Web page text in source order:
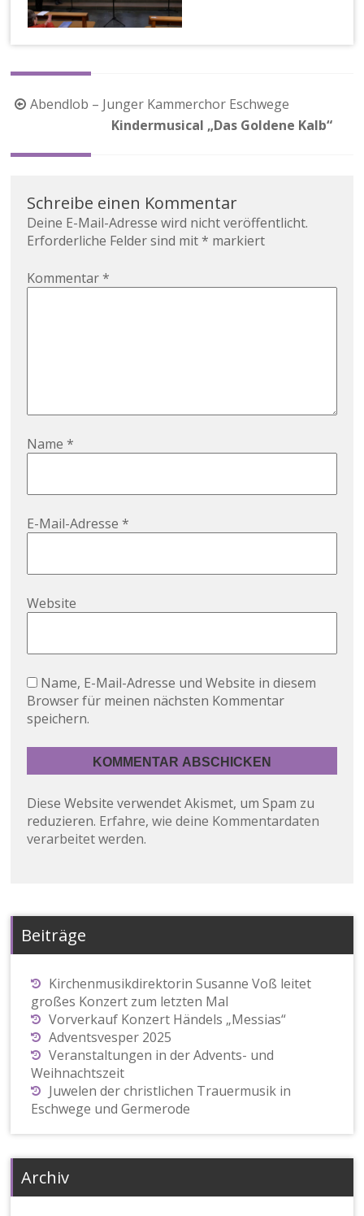
Beitragsnavigation
Abendlob – Junger Kammerchor Eschwege
Kindermusical „Das Goldene Kalb“
Schreibe einen Kommentar
Deine E-Mail-Adresse wird nicht veröffentlicht.
Erforderliche Felder sind mit* markiert
Kommentar*
Name*
E-Mail-Adresse*
Website
Name, E-Mail-Adresse und Website in diesem
Browser für meinen nächsten Kommentar
speichern.
Diese Website verwendet Akismet, um Spam zu
reduzieren. Erfahre, wie deine Kommentardaten
verarbeitet werden.
Beiträge
Kirchenmusikdirektorin Susanne Voß leitet
großes Konzert zum letzten Mal
Vorverkauf Konzert Händels „Messias“
Adventsvesper 2025
Veranstaltungen in der Advents- und
Weihnachtszeit
Juwelen der christlichen Trauermusik in
Eschwege und Germerode
Archiv